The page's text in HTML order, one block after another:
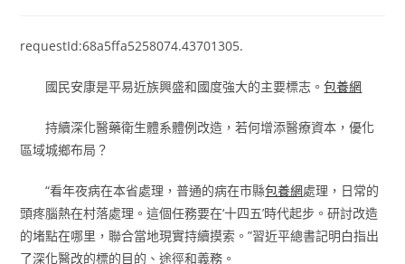
requestId:68a5ffa5258074.43701305.
國民安康是平易近族興盛和國度強大的主要標志。包養網
持續深化醫藥衛生體系體例改造，若何增添醫療資本，優化
區域城鄉布局？
“看年夜病在本省處理，普通的病在市縣包養網處理，日常的
頭疼腦熱在村落處理。這個任務要在‘十四五’時代起步。研討改造
的堵點在哪里，聯合當地現實持續摸索。”習近平總書記明白指出
了深化醫改的標的目的、途徑和義務。